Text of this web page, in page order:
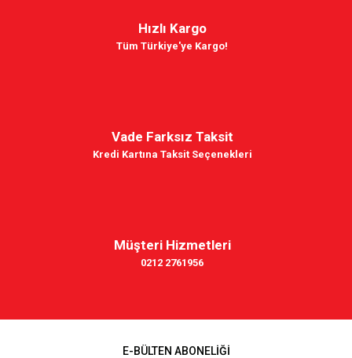
Hızlı Kargo
Tüm Türkiye'ye Kargo!
Vade Farksız Taksit
Kredi Kartına Taksit Seçenekleri
Müşteri Hizmetleri
0212 2761956
E-BÜLTEN ABONELİĞİ